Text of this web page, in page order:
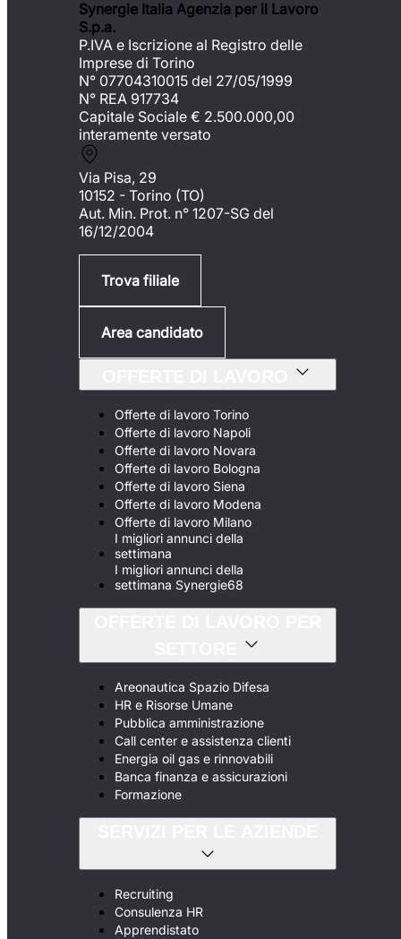
Synergie Italia Agenzia per il Lavoro
S.p.a.
P.IVA e Iscrizione al Registro delle
Imprese di Torino
N° 07704310015 del 27/05/1999
N° REA 917734
Capitale Sociale € 2.500.000,00
interamente versato
Via Pisa, 29
10152 - Torino (TO)
Aut. Min. Prot. n° 1207-SG del
16/12/2004
Trova filiale
Area candidato
Offerte di lavoro Torino
Offerte di lavoro Napoli
Offerte di lavoro Novara
Offerte di lavoro Bologna
Offerte di lavoro Siena
Offerte di lavoro Modena
Offerte di lavoro Milano
I migliori annunci della
settimana
I migliori annunci della
settimana Synergie68
Areonautica Spazio Difesa
HR e Risorse Umane
Pubblica amministrazione
Call center e assistenza clienti
Energia oil gas e rinnovabili
Banca finanza e assicurazioni
Formazione
Recruiting
Consulenza HR
Apprendistato